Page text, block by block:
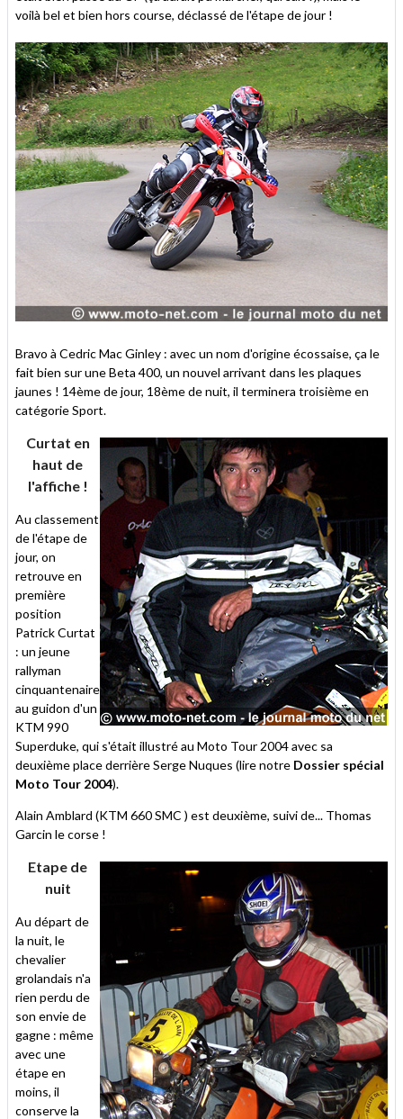
voilà bel et bien hors course, déclassé de l'étape de jour !
Bravo à Cedric Mac Ginley : avec un nom d'origine écossaise, ça le
fait bien sur une Beta 400, un nouvel arrivant dans les plaques
jaunes ! 14ème de jour, 18ème de nuit, il terminera troisième en
catégorie Sport.
Curtat en
haut de
l'affiche !
Au classement
de l'étape de
jour, on
retrouve en
première
position
Patrick Curtat
: un jeune
rallyman
cinquantenaire
au guidon d'un
KTM 990
Superduke, qui s'était illustré au Moto Tour 2004 avec sa
deuxième place derrière Serge Nuques (lire notre Dossier spécial
Moto Tour 2004).
Alain Amblard (KTM 660 SMC ) est deuxième, suivi de... Thomas
Garcin le corse !
Etape de
nuit
Au départ de
la nuit, le
chevalier
grolandais n'a
rien perdu de
son envie de
gagne : même
avec une
étape en
moins, il
conserve la